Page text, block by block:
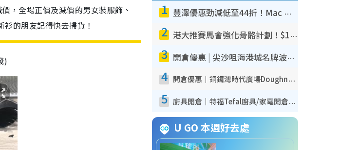
，全場正價及減價的男女裝服飾、
的朋友記得快去掃貨！
)
1 豐澤優惠勁減低至44折！Mac mini/iPhone17Pro大減價！廚房家電$220起
2 港大推賽馬會強化骨骼計劃！$100骨質密度X光檢查 完成免費運動訓練送超市禮券！附參加資格
3 開倉優惠 | 尖沙咀海港城名牌波鞋開倉低至1折！On鞋$899起／Joy&Peace鞋履$98起
4 開倉優惠｜銅鑼灣時代廣場Doughnut/Campo Marzio開倉低至1折！背囊、書包、手袋劈價$200起
5 廚具開倉｜特福Tefal廚具/家電開倉低至3折！$220起買平底鍋/炒鑊/湯煲！電飯煲/吸塵機/燙斗$418起
U GO 本週好去處